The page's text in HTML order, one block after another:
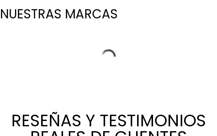
NUESTRAS MARCAS
RESEÑAS Y TESTIMONIOS